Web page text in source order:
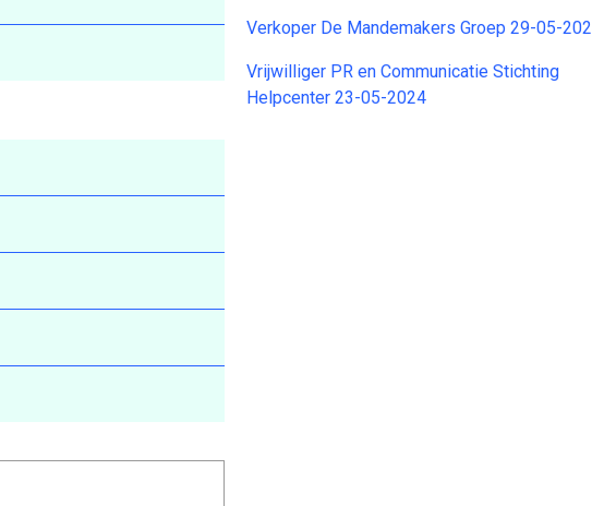
Verkoper De Mandemakers Groep 29-05-
Vrijwilliger PR en Communicatie Stichting
Helpcenter 23-05-2024